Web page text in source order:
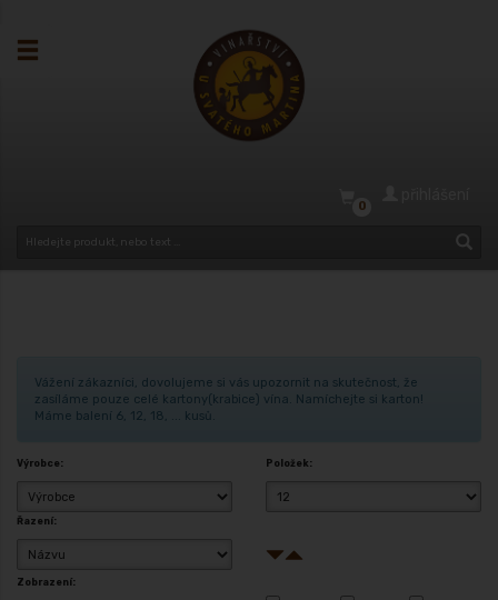
0
Vážení zákazníci, dovolujeme si vás upozornit na skutečnost, že
zasíláme pouze celé kartony(krabice) vína. Namíchejte si karton!
Máme balení 6, 12, 18, ... kusů.
Výrobce: Položek:
Řazení:
Zobrazení: